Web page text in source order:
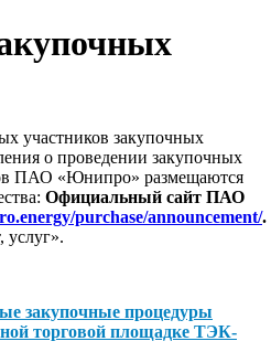
участников закупочных
о проведении закупочных
ПАО «Юнипро» размещаются
Официальный сайт ПАО
purchase/announcement/.
услуг».
закупочные процедуры
торговой площадке ТЭК-